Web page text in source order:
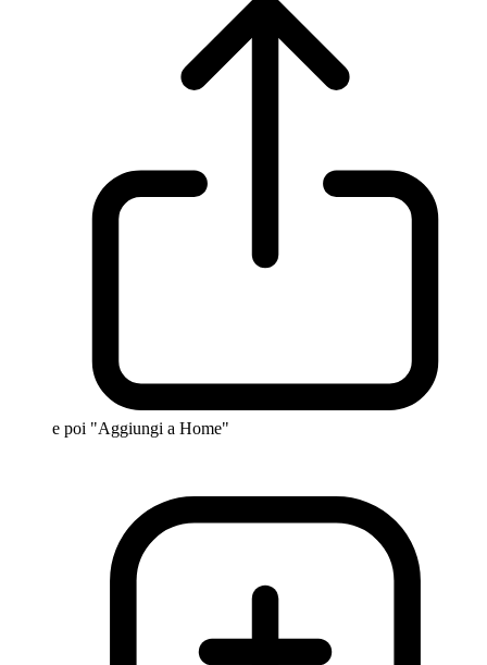
e poi "Aggiungi a Home"